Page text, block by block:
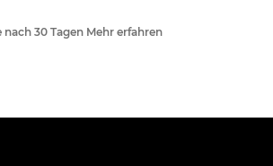
nach 30 Tagen Mehr erfahren